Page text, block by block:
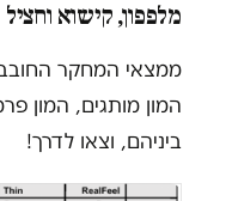
מלפפון, קישוא וחציל
ממצאי המחקר
המון מותגים, המון
ביניהם, וצאו לדרך!